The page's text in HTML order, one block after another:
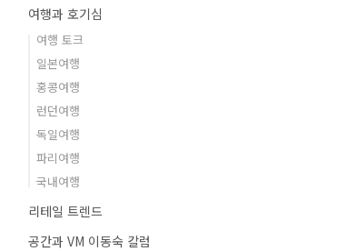
여행과 호기심
여행 토크
일본여행
홍콩여행
런던여행
독일여행
파리여행
국내여행
리테일 트렌드
공간과 VM 이동숙 칼럼